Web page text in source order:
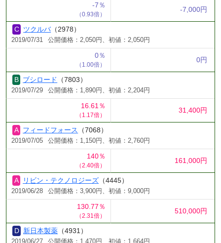
-7％
（0.93倍）
-7,000円
ツクルバ（2978）
2019/07/31 公開価格：2,050円、初値：2,050円
0％
（1.00倍）
0円
ブシロード （7803）
2019/07/29 公開価格：1,890円、初値：2,204円
16.61％
（1.17倍）
31,400円
フィードフォース （7068）
2019/07/05 公開価格：1,150円、初値：2,760円
140％
（2.40倍）
161,000円
リビン・テクノロジーズ （4445）
2019/06/28 公開価格：3,900円、初値：9,000円
130.77％
（2.31倍）
510,000円
新日本製薬 （4931）
2019/06/27 公開価格：1,470円、初値：1,664円